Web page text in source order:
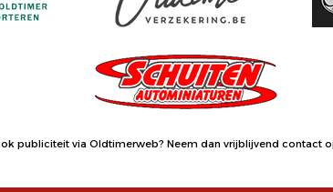
publiciteit via Oldtimerweb? Neem dan vrijblijvend contact